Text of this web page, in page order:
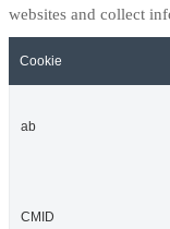
websites and collect
Cookie
ab
CMID